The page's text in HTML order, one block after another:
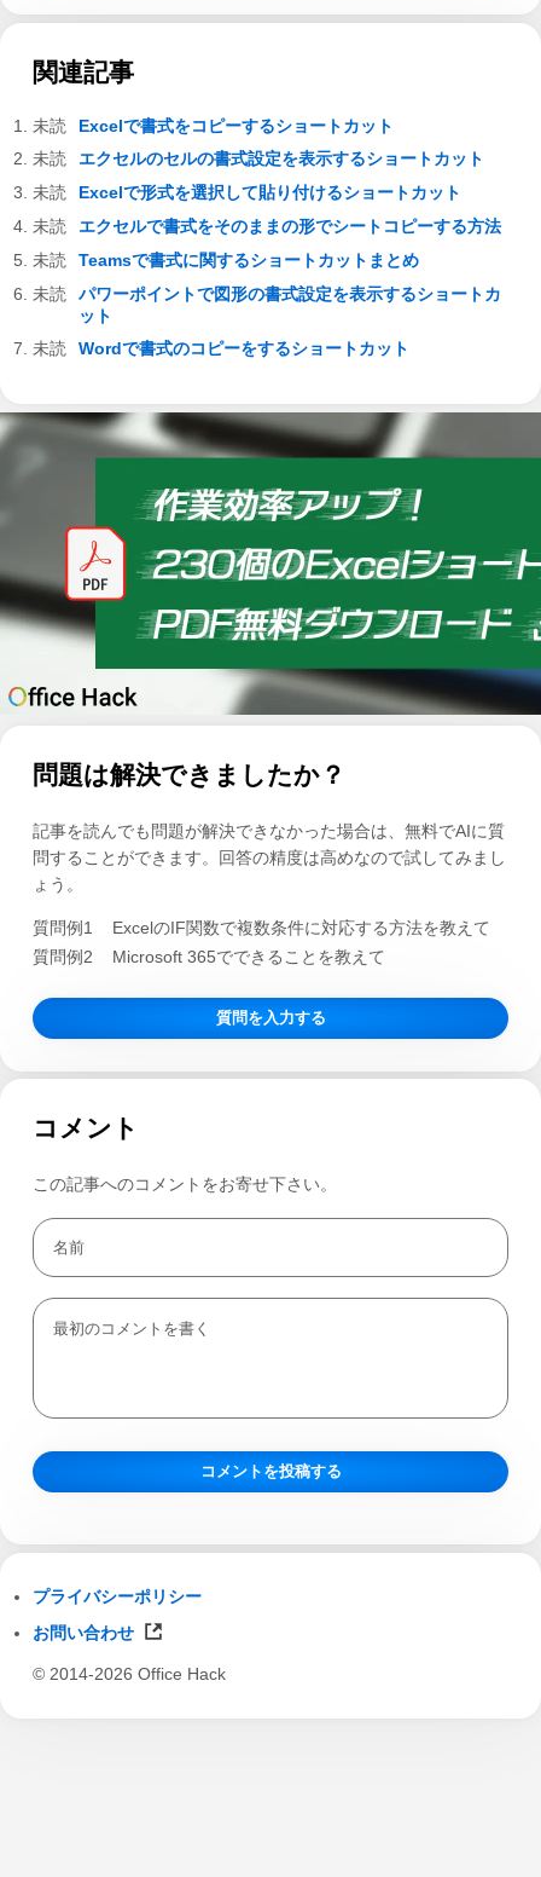
関連記事
Excelで書式をコピーするショートカット
エクセルのセルの書式設定を表示するショートカット
Excelで形式を選択して貼り付けるショートカット
エクセルで書式をそのままの形でシートコピーする方法
Teamsで書式に関するショートカットまとめ
パワーポイントで図形の書式設定を表示するショートカ
ット
Wordで書式のコピーをするショートカット
問題は解決できましたか？
記事を読んでも問題が解決できなかった場合は、無料でAIに質
問することができます。回答の精度は高めなので試してみまし
ょう。
質問例1
ExcelのIF関数で複数条件に対応する方法を教えて
質問例2
Microsoft 365でできることを教えて
質問を入力する
コメント
この記事へのコメントをお寄せ下さい。
プライバシーポリシー
お問い合わせ
© 2014-2026 Office Hack